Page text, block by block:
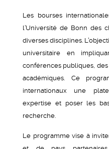
Les bourses
l’Université de Bonn des
diverses disciplines.
universitaire en
conférences publiques, des
académiques. Ce
internationaux une
expertise et poser les
recherche.
Le programme vise à